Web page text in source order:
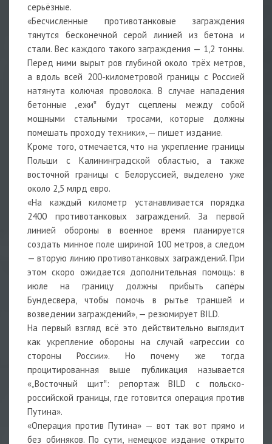
серьёзные.
«Бесчисленные противотанковые заграждения
тянутся бесконечной серой линией из бетона и
стали. Вес каждого такого заграждения — 1,2 тонны.
Перед ними вырыт ров глубиной около трёх метров,
а вдоль всей 200-километровой границы с Россией
натянута колючая проволока. В случае нападения
бетонные „ежи‟ будут сцеплены между собой
мощными стальными тросами, которые должны
помешать проходу техники», — пишет издание.
Кроме того, отмечается, что на укрепление границы
Польши с Калининградской областью, а также
восточной границы с Белоруссией, выделено уже
около 2,5 млрд евро.
«На каждый километр устанавливается порядка
2400 противотанковых заграждений. За первой
линией обороны в военное время планируется
создать минное поле шириной 100 метров, а следом
— вторую линию противотанковых заграждений. При
этом скоро ожидается дополнительная помощь: в
июле на границу должны прибыть сапёры
Бундесвера, чтобы помочь в рытье траншей и
возведении заграждений», — резюмирует BILD.
На первый взгляд всё это действительно выглядит
как укрепление обороны на случай «агрессии со
стороны России». Но почему же тогда
процитированная выше публикация называется
«„Восточный щит‟: репортаж BILD с польско-
российской границы, где готовится операция против
Путина».
«Операция против Путина» — вот так вот прямо и
без обиняков. По сути, немецкое издание открыто